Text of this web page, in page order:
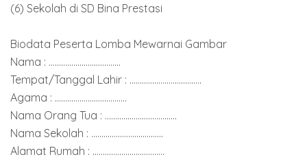
(6) Sekolah di SD Bina Prestasi
Biodata Peserta Lomba Mewarnai Gambar
Nama : ...................................
Tempat/Tanggal Lahir : ...................................
Agama : ...................................
Nama Orang Tua : ...................................
Nama Sekolah : ...................................
Alamat Rumah : ...................................